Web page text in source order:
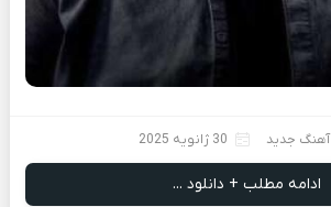
آهنگ جدید 30 ژانویه 2025
ادامه مطلب + دانلود ...